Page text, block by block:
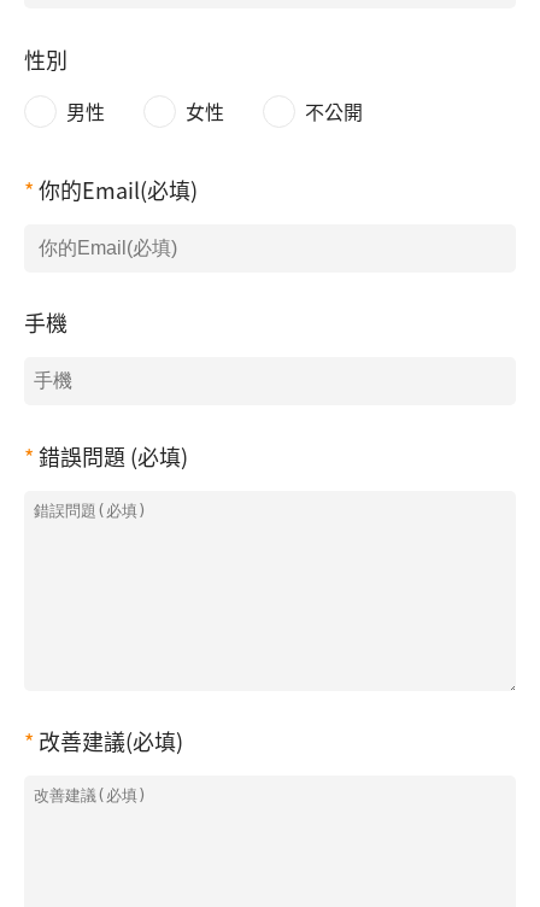
性別
男性 女性 不公開
你的Email(必填)
手機
錯誤問題 (必填)
改善建議(必填)